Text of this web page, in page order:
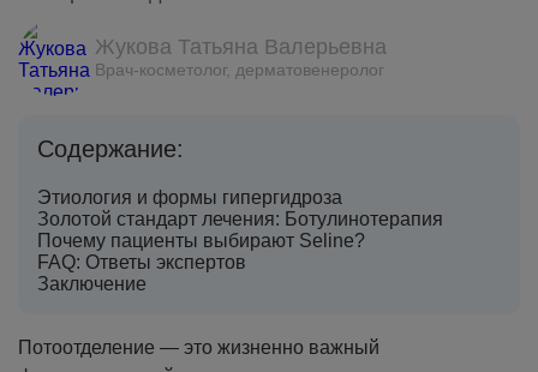
Жукова Татьяна Валерьевна
Врач-косметолог, дерматовенеролог
Содержание:
Этиология и формы гипергидроза
Золотой стандарт лечения: Ботулинотерапия
Почему пациенты выбирают Seline?
FAQ: Ответы экспертов
Заключение
Потоотделение — это жизненно важный